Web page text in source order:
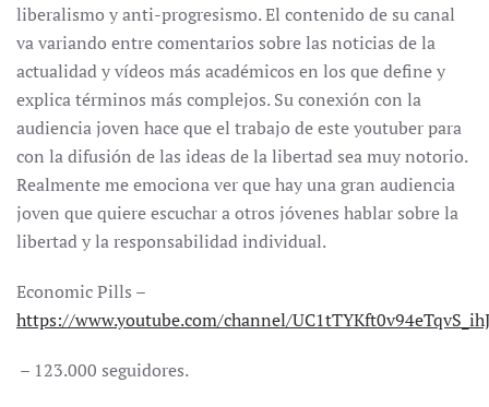
liberalismo y anti-progresismo. El contenido de su canal
va variando entre comentarios sobre las noticias de la
actualidad y vídeos más académicos en los que define y
explica términos más complejos. Su conexión con la
audiencia joven hace que el trabajo de este youtuber para
con la difusión de las ideas de la libertad sea muy notorio.
Realmente me emociona ver que hay una gran audiencia
joven que quiere escuchar a otros jóvenes hablar sobre la
libertad y la responsabilidad individual.
Economic Pills –
https://www.youtube.com/channel/
– 123.000 seguidores.